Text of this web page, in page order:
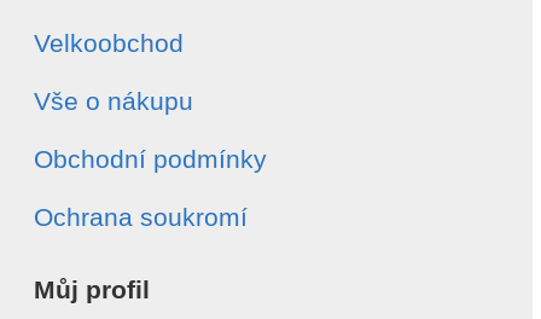
Velkoobchod
Vše o nákupu
Obchodní podmínky
Ochrana soukromí
Můj profil